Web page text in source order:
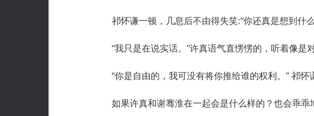
祁怀谦一顿，几息后不由得失笑:“你还真是想到什
“我只是在说实话。”许真语气直愣愣的，听着像是
“你是自由的，我可没有将你推给谁的权利。” 祁怀
如果许真和谢骞淮在一起会是什么样的？也会乖乖